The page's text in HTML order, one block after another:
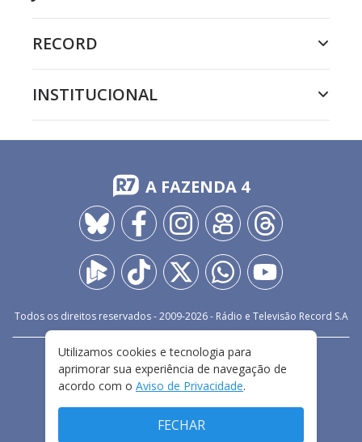
RECORD
INSTITUCIONAL
A FAZENDA 4
Todos os direitos reservados - 2009-2026- Rádio e Televisão Record S.A
FALE CONOSCO
PRIVACIDADE
TERMOS E CONDIÇÕES DE USO
Utilizamos cookies e tecnologia para
aprimorar sua experiência de navegação de
acordo com o Aviso de Privacidade.
FECHAR